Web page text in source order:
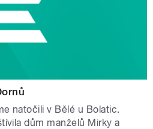
natočili v Bělé u Bolatic.
dům manželů Mirky a